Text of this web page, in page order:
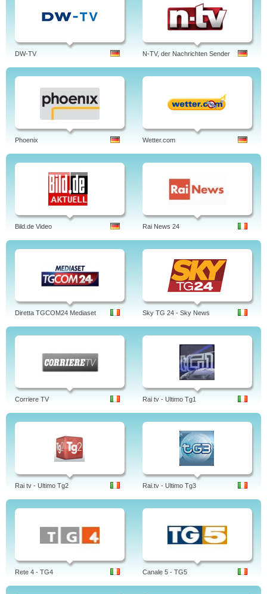
DW-TV N-TV, der Nachrichten Sender
Phoenix Wetter.com
Bild.de Video Rai News 24
Diretta TGCOM24 Mediaset Sky TG 24 - Sky News
Corriere TV Rai tv - Ultimo Tg1
Rai tv - Ultimo Tg2 Rai.tv - Ultimo Tg3
Rete 4 - TG4 Canale 5 - TG5